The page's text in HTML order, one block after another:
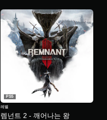
렘넌트 2 - 깨어나는 왕
PS5
레벨